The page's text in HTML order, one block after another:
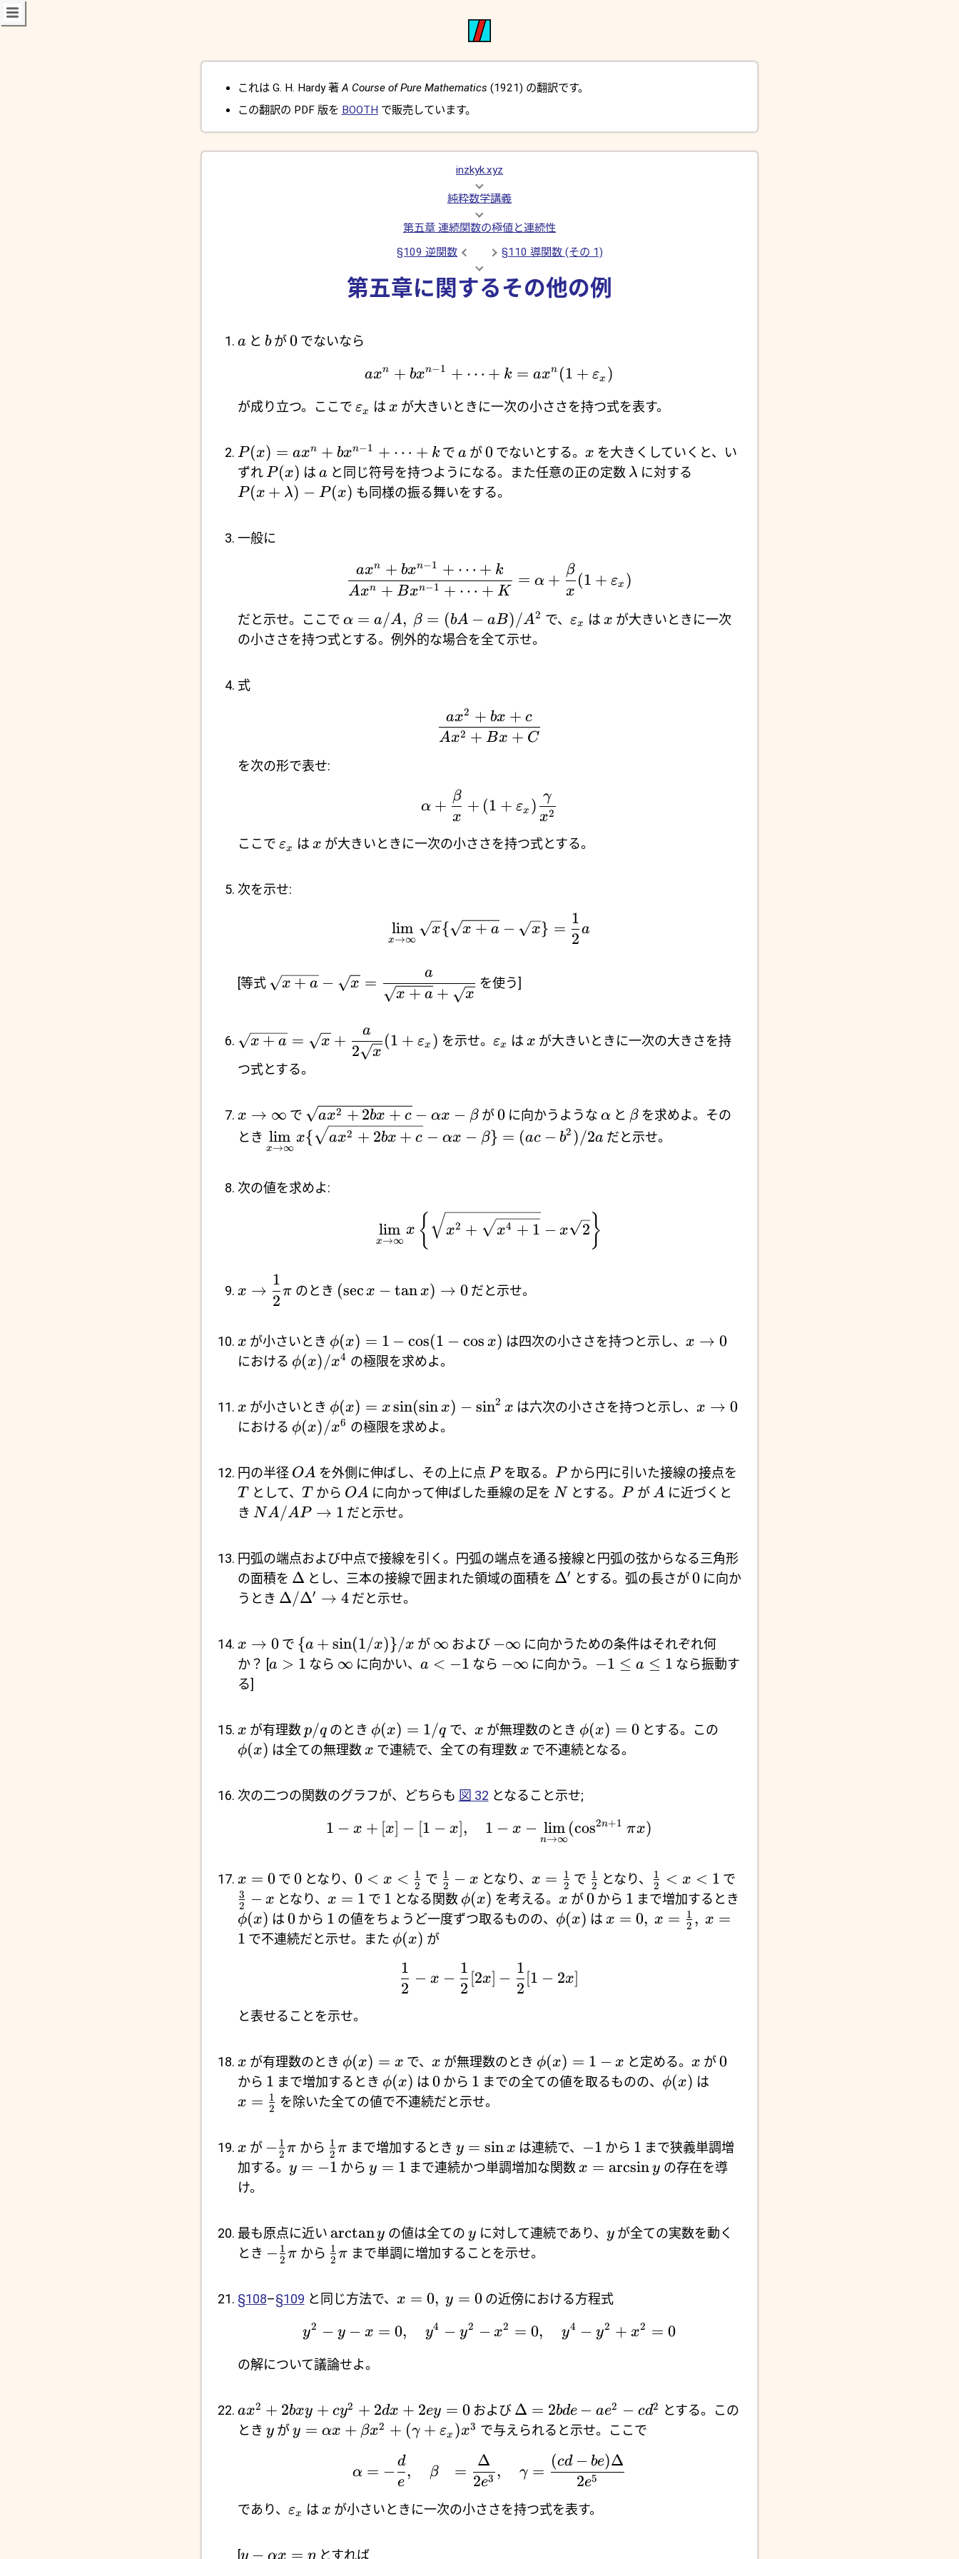
これは G. H. Hardy 著A Course of Pure Mathematics (1921) の翻訳です。
この翻訳の PDF 版を BOOTH で販売しています。
inzkyk.xyz
純粋数学講義
第五章 連続関数の極値と連続性
§109 逆関数
§110 導関数 (その 1)
第五章に関するその他の例
a と bが0でないなら
axn + bxn−1 + ⋯ + k = axn (1 + εx )
が成り立つ。ここで εx は x が大きいときに一次の小ささを持つ式を表す。
P(x) = axn + bxn−1 + ⋯ + k でa が0 でないとする。x を大きくしていくと、い
ずれP(x) は a と同じ符号を持つようになる。また任意の正の定数 λ に対する
P(x + λ) − P(x) も同様の振る舞いをする。
一般に
Axn + Bxn−1 + ⋯ + K
axn + bxn−1 + ⋯ + k
= α +
x
β
(1 + εx )
だと示せ。ここで α = a/A, β = (bA − aB)/A2 で、εx はx が大きいときに一次
の小ささを持つ式とする。例外的な場合を全て示せ。
式
Ax2 + Bx + C
ax2 + bx + c
を次の形で表せ:
α +
x
β
+ (1 + εx )
x2
γ
ここで εx は x が大きいときに一次の小ささを持つ式とする。
次を示せ:
x→∞
lim x{ x + a − x} =
2
1
a
[等式 x + a − x =
x + a + x
a
を使う]
x + a = x +
2 x
a
(1 + εx ) を示せ。εx はx が大きいときに一次の大きさを持
つ式とする。
x → ∞ で ax2 + 2bx + c − αx − β が0 に向かうようなα と β を求めよ。その
とき
x→∞
lim x{ ax2 + 2bx + c − αx − β} = (ac − b2 )/2a だと示せ。
次の値を求めよ:
x→∞
lim x { x2 + x4 + 1 − x 2 }
x →
2
1
π のとき (sec x − tanx) → 0だと示せ。
x が小さいとき ϕ(x) = 1 − cos(1 − cos x) は四次の小ささを持つと示し、 x → 0
における ϕ(x)/x4 の極限を求めよ。
x が小さいとき ϕ(x) = x sin(sinx) − sin2 x は六次の小ささを持つと示し、x → 0
における ϕ(x)/x6 の極限を求めよ。
円の半径 OA を外側に伸ばし、その上に点P を取る。P から円に引いた接線の接点を
T として、 T から OA に向かって伸ばした垂線の足をN とする。P がA に近づくと
き NA/AP → 1 だと示せ。
円弧の端点および中点で接線を引く。円弧の端点を通る接線と円弧の弦からなる三角形
の面積を Δとし、三本の接線で囲まれた領域の面積を Δ′ とする。弧の長さが0に向か
うとき Δ/Δ′ → 4だと示せ。
x → 0で {a + sin(1/x)}/x が ∞ および −∞ に向かうための条件はそれぞれ何
か？ [a > 1 なら ∞ に向かい、 a < −1 なら −∞ に向かう。 −1 ≤ a ≤ 1 なら振動す
る]
x が有理数p/q のとき ϕ(x) = 1/q で、x が無理数のとき ϕ(x) = 0 とする。この
ϕ(x) は全ての無理数x で連続で、全ての有理数x で不連続となる。
次の二つの関数のグラフが、どちらも 図 32 となること示せ;
1 − x + [x] − [1 − x], 1 − x −
n→∞
lim (cos2n+1 πx)
x = 0で 0となり、 0 < x < 2
1 で 2
1 − x となり、 x = 2
1 で 2
1 となり、 2
1 < x < 1 で
2
3 − x となり、x = 1 で 1 となる関数 ϕ(x) を考える。x が0 から 1 まで増加するとき
ϕ(x) は 0から 1 の値をちょうど一度ずつ取るものの、 ϕ(x) は x = 0, x = 2
1 , x =
1 で不連続だと示せ。また ϕ(x) が
2
1
− x −
2
1
[2x] −
2
1
[1 − 2x]
と表せることを示せ。
x が有理数のとき ϕ(x) = x で、 x が無理数のとき ϕ(x) = 1 − x と定める。x が0
から 1 まで増加するとき ϕ(x) は 0から 1 までの全ての値を取るものの、 ϕ(x) は
x = 2
1 を除いた全ての値で不連続だと示せ。
x が −2
1 π から 2
1 π まで増加するとき y = sinx は連続で、 −1 から 1 まで狭義単調増
加する。 y = −1 からy = 1 まで連続かつ単調増加な関数x = arcsiny の存在を導
け。
最も原点に近い arctany の値は全ての y に対して連続であり、 y が全ての実数を動く
とき −2
1 π から 2
1 π まで単調に増加することを示せ。
§108–§109 と同じ方法で、 x = 0, y = 0 の近傍における方程式
y2 − y − x = 0, y4 − y2 − x2 = 0, y4 − y2 + x2 = 0
の解について議論せよ。
ax2 + 2bxy + cy2 + 2dx + 2ey = 0および Δ = 2bde − ae2 − cd2 とする。この
とき y がy = αx + βx2 + (γ + εx )x3 で与えられると示せ。ここで
α = −
e
d
, β =
2e3
Δ
, γ =
2e5
(cd − be)Δ
であり、 εx は x が小さいときに一次の小ささを持つ式を表す。
[y − αx = η とすれば